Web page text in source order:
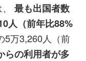
最も出国者数
人（前年比88%
5万3,260人（前
らの利用者が多